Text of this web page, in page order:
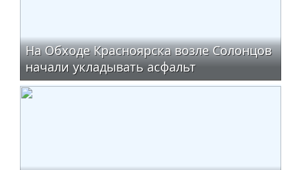
На Обходе Красноярска возле Солонцов
начали укладывать асфальт